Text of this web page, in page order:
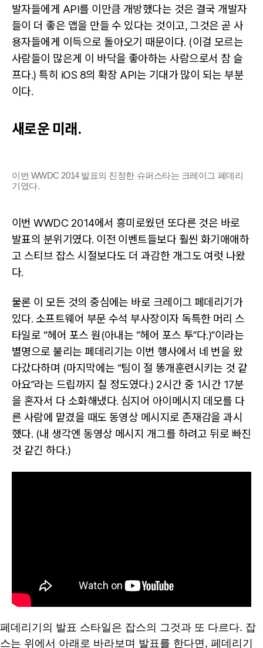
발자들에게 API를 이만큼 개방했다는 것은 결국 개발자
들이 더 좋은 앱을 만들 수 있다는 것이고, 그것은 곧 사
용자들에게 이득으로 돌아오기 때문이다. (이걸 모르는
사람들이 많은게 이 바닥을 좋아하는 사람으로서 참 슬
프다.) 특히 iOS 8의 확장 API는 기대가 많이 되는 부분
이다.
새로운 미래.
이번 WWDC 2014 발표의 진정한 슈퍼스타는 크레이그 페데리
기였다.
이번 WWDC 2014에서 흥미로웠던 또다른 것은 바로
발표의 분위기였다. 이전 이벤트들보다 훨씬 화기애애하
고 스티브 잡스 시절보다도 더 과감한 개그도 여럿 나왔
다.
물론 이 모든 것의 중심에는 바로 크레이그 페데리기가
있다. 소프트웨어 부문 수석 부사장이자 독특한 머리 스
타일로 “헤어 포스 원(아내는 “헤어 포스 투”다.)”이라는
별명으로 불리는 페데리기는 이번 행사에서 네 번을 왔
다갔다하며 (마지막에는 “팀이 절 똥개훈련시키는 것 같
아요”라는 드립까지 칠 정도였다.) 2시간 중 1시간 17분
을 혼자서 다 소화해냈다. 심지어 아이메시지 데모를 다
른 사람에 맡겼을 때도 동영상 메시지로 존재감을 과시
했다. (내 생각엔 동영상 메시지 개그를 하려고 뒤로 빠진
것 같긴 하다.)
페데리기의 발표 스타일은 잡스의 그것과 또 다르다. 잡
스는 위에서 아래로 바라보며 발표를 한다면, 페데리기